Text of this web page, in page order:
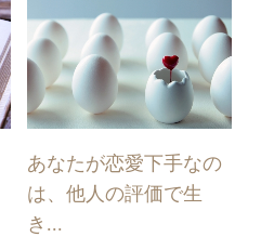
あなたが恋愛下手なの
は、他人の評価で生
き...